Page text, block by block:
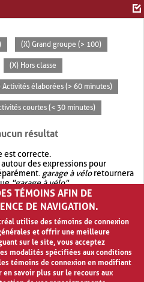
(X) Grand groupe (> 100)
(X) Hors classe
Activités élaborées (> 60 minutes)
courtes (< 30 minutes)
résultat
est correcte.
des expressions pour
garage à véloretournera
"garage à vélo".
avec OR.garage OR vélo
résultat quegarage à vélo
TÉMOINS AFIN DE
DE NAVIGATION.
utilise des témoins de connexion
et offrir une meilleure
sur le site, vous acceptez
modalités spécifiées aux conditions
témoins de connexion en modifiant
savoir plus sur le recours aux